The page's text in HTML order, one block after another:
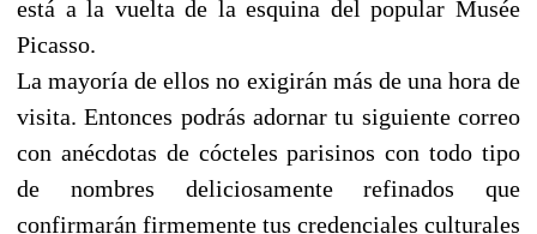
está a la vuelta de la esquina del popular Musée
Picasso.
La mayoría de ellos no exigirán más de una hora de
visita. Entonces podrás adornar tu siguiente correo
con anécdotas de cócteles parisinos con todo tipo
de nombres deliciosamente refinados que
confirmarán firmemente tus credenciales culturales